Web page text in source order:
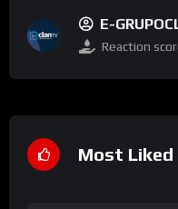
E-
Reaction
Most Liked